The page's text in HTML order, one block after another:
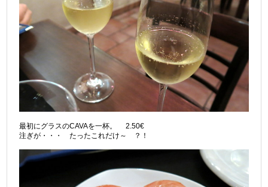
最初にグラスのCAVAを一杯。 2.50€
注ぎが・・・ たったこれだけ～ ？！